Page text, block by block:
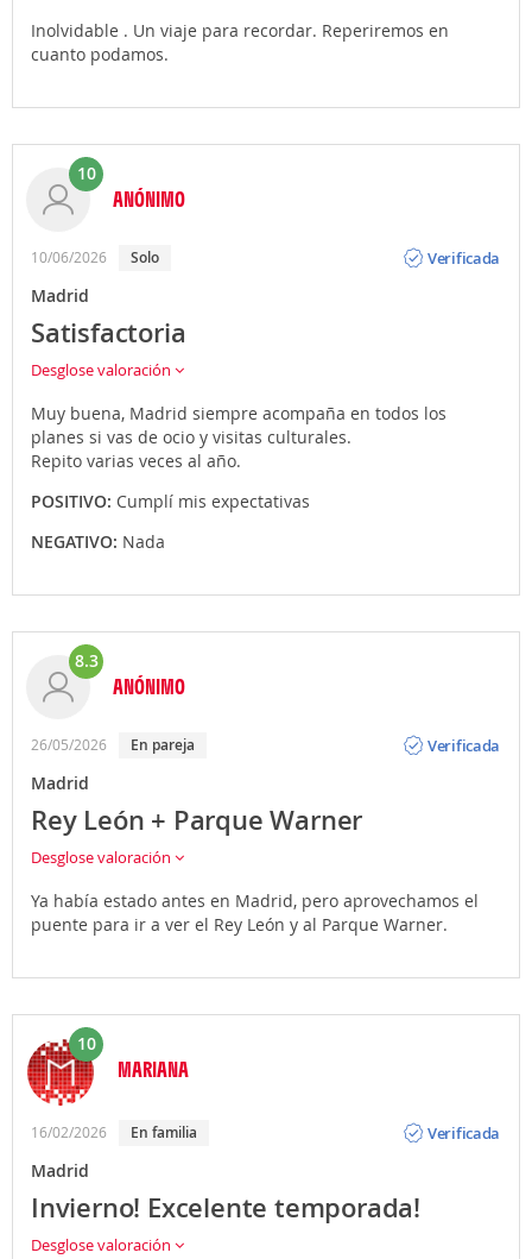
Inolvidable . Un viaje para recordar. Reperiremos en
cuanto podamos.
10
ANÓNIMO
10/06/2026 solo
Verificada
Madrid
Satisfactoria
Desglose valoración
Muy buena, Madrid siempre acompaña en todos los
planes si vas de ocio y visitas culturales.
Repito varias veces al año.
POSITIVO: Cumplí mis expectativas
NEGATIVO: Nada
8.3
ANÓNIMO
26/05/2026 en pareja
Verificada
Madrid
Rey León + Parque Warner
Desglose valoración
Ya había estado antes en Madrid, pero aprovechamos el
puente para ir a ver el Rey León y al Parque Warner.
10
MARIANA
16/02/2026 en familia
Verificada
Madrid
Invierno! Excelente temporada!
Desglose valoración